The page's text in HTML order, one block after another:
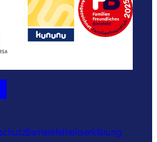
Barrierefeiheitserklärung